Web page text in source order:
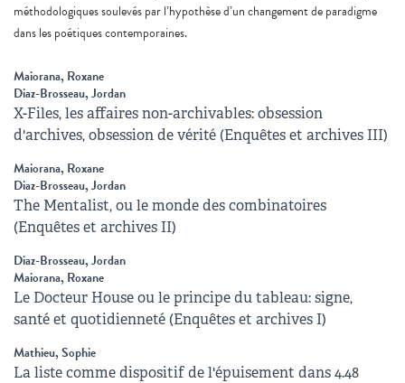
méthodologiques soulevés par l’hypothèse d’un changement de paradigme
dans les poétiques contemporaines.
Maiorana, Roxane
Diaz-Brosseau, Jordan
X-Files, les affaires non-archivables: obsession
d'archives, obsession de vérité (Enquêtes et archives III)
Maiorana, Roxane
Diaz-Brosseau, Jordan
The Mentalist, ou le monde des combinatoires
(Enquêtes et archives II)
Diaz-Brosseau, Jordan
Maiorana, Roxane
Le Docteur House ou le principe du tableau: signe,
santé et quotidienneté (Enquêtes et archives I)
Mathieu, Sophie
La liste comme dispositif de l'épuisement dans 4.48